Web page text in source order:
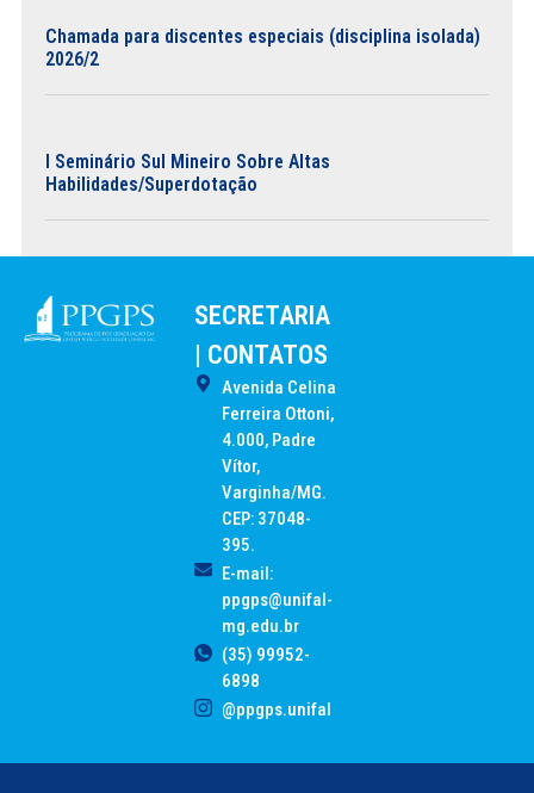
Chamada para discentes especiais (disciplina isolada)
2026/2
I Seminário Sul Mineiro Sobre Altas
Habilidades/Superdotação
SECRETARIA
| CONTATOS
Avenida Celina
Ferreira Ottoni,
4.000, Padre
Vítor,
Varginha/MG.
CEP: 37048-
395.
E-mail:
ppgps@unifal-
mg.edu.br
(35) 99952-
6898
@ppgps.unifal